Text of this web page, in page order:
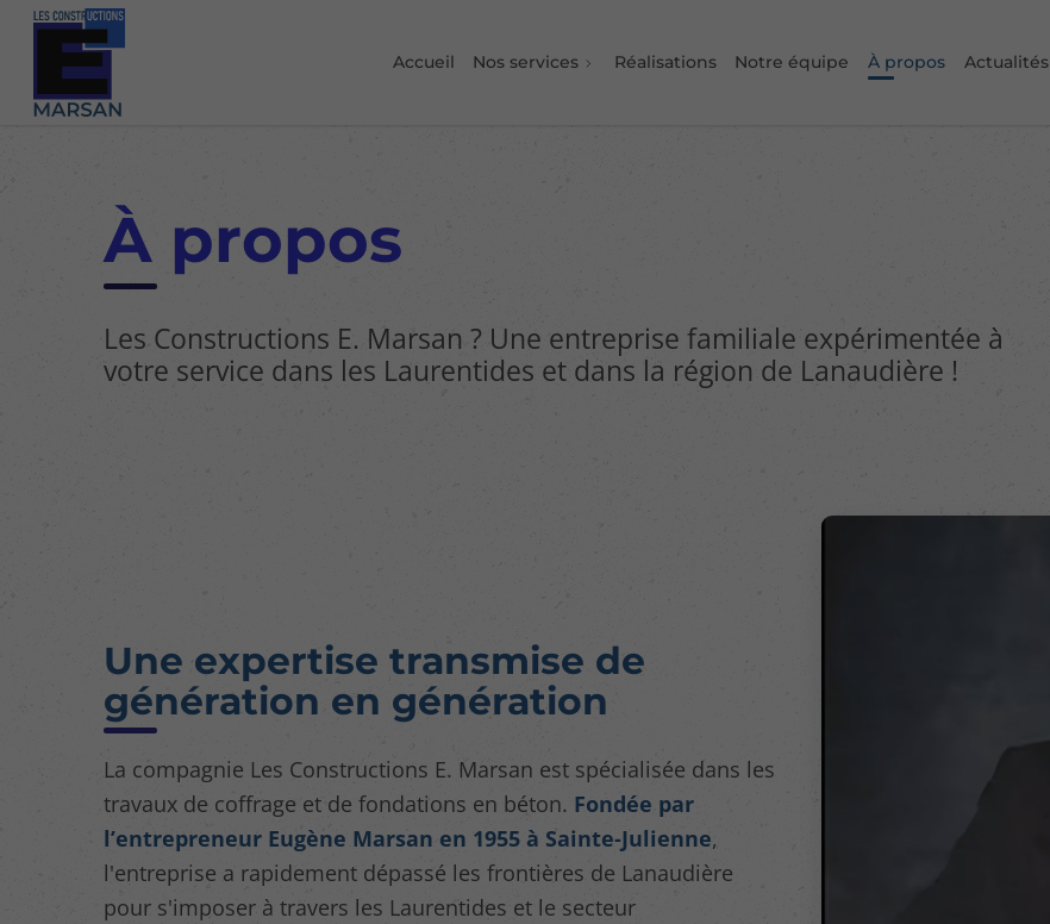
Accueil Nos services Réalisations Notre équipe À propos Actualités
À propos
Les Constructions E. Marsan ? Une entreprise familiale expérimentée à
votre service dans les Laurentides et dans la région de Lanaudière !
Une expertise transmise de
génération en génération
La compagnie Les Constructions E. Marsan est spécialisée dans les
travaux de coffrage et de fondations en béton. Fondée par
l’entrepreneur Eugène Marsan en 1955 à Sainte-Julienne,
l'entreprise a rapidement dépassé les frontières de Lanaudière
pour s'imposer à travers les Laurentides et le secteur